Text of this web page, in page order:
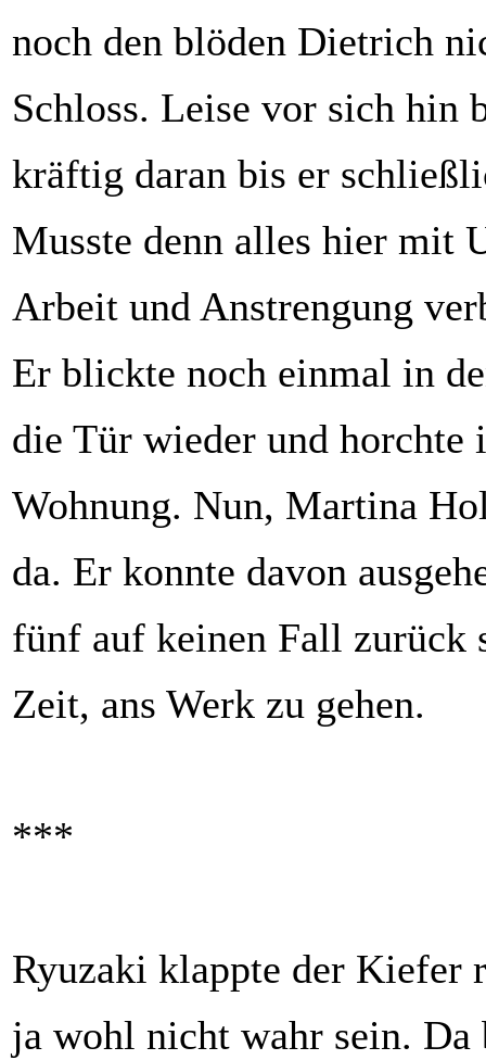
noch den blöden Dietrich
Schloss. Leise vor sich hin
kräftig daran bis er
Musste denn alles hier mit
Arbeit und Anstrengung
Er blickte noch einmal in
die Tür wieder und horchte
Wohnung. Nun, Martina
da. Er konnte davon
fünf auf keinen Fall zurück
Zeit, ans Werk zu gehen.
***
Ryuzaki klappte der Kiefer
ja wohl nicht wahr sein. Da